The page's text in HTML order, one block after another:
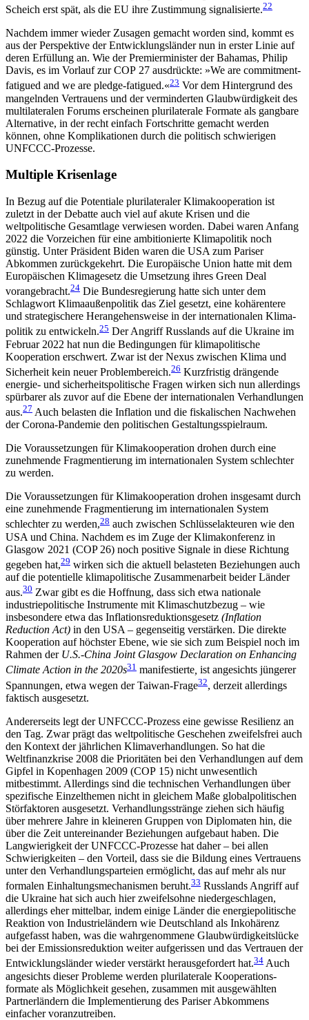
Scheich erst spät, als die EU ihre Zustimmung signalisierte.22
Nachdem immer wieder Zusagen gemacht worden sind, kommt es
aus der Perspektive der Entwicklungsländer nun in erster Linie auf
deren Erfüllung an. Wie der Premierminister der Bahamas, Philip
Davis, es im Vorlauf zur COP 27 ausdrückte: »We are com­mitment-
fatigued and we are pledge-fatigued.«23 Vor dem Hintergrund des
mangelnden Vertrauens und der verminderten Glaubwürdigkeit des
multilateralen Forums erscheinen plurilaterale Formate als gangbare
Alternative, in der recht einfach Fortschritte gemacht werden
können, ohne Komplikationen durch die politisch schwierigen
UNFCCC-Prozesse.
Multiple Krisenlage
In Bezug auf die Potentiale plurilateraler Klimakoope­ration ist
zuletzt in der Debatte auch viel auf akute Krisen und die
weltpolitische Gesamtlage verwiesen worden. Dabei waren Anfang
2022 die Vorzeichen für eine ambitionierte Klimapolitik noch
günstig. Unter Präsident Biden waren die USA zum Pariser
Abkommen zurückgekehrt. Die Europäische Union hatte mit dem
Europäischen Klimagesetz die Umsetzung ihres Green Deal
vorangebracht.24 Die Bundesregierung hatte sich unter dem
Schlagwort Klimaaußenpolitik das Ziel gesetzt, eine kohärentere
und strategischere Herangehensweise in der internationalen Klima­
politik zu entwickeln.25 Der Angriff Russlands auf die Ukraine im
Februar 2022 hat nun die Bedingungen für klimapolitische
Kooperation erschwert. Zwar ist der Nexus zwischen Klima und
Sicherheit kein neuer Problembereich.26 Kurzfristig drängende
energie- und sicherheitspolitische Fragen wirken sich nun aller­dings
spürbarer als zuvor auf die Ebene der inter­natio­nalen Verhandlungen
aus.27 Auch belasten die Inflation und die fiskalischen Nachwehen
der Corona-Pandemie den politischen Gestaltungsspielraum.
Die Voraussetzungen für Klimakoope­ration drohen durch eine
zuneh­mende Fragmentierung im internatio­nalen System schlechter
zu werden.
Die Voraussetzungen für Klimakooperation drohen insgesamt durch
eine zunehmende Fragmentierung im internationalen System
schlechter zu werden,28 auch zwischen Schlüsselakteuren wie den
USA und China. Nachdem es im Zuge der Klimakonferenz in
Glasgow 2021 (COP 26) noch positive Signale in diese Richtung
gegeben hat,29 wirken sich die aktuell belas­teten Beziehungen auch
auf die potentielle klimapolitische Zusammenarbeit beider Länder
aus.30 Zwar gibt es die Hoffnung, dass sich etwa nationale
industrie­politische Instrumente mit Klimaschutzbezug – wie
insbesondere etwa das Inflationsreduktionsgesetz (Inflation
Reduction Act) in den USA – gegenseitig ver­stärken. Die direkte
Kooperation auf höchster Ebene, wie sie sich zum Beispiel noch im
Rahmen der U.S.-China Joint Glasgow Declaration on Enhancing
Climate Action in the 2020s31 manifestierte, ist angesichts jün­gerer
Spannungen, etwa wegen der Taiwan-Frage32, derzeit allerdings
faktisch ausgesetzt.
Andererseits legt der UNFCCC-Prozess eine gewisse Resilienz an
den Tag. Zwar prägt das weltpolitische Geschehen zweifelsfrei auch
den Kontext der jähr­lichen Klimaverhandlungen. So hat die
Weltfinanzkrise 2008 die Prioritäten bei den Verhandlungen auf dem
Gipfel in Kopenhagen 2009 (COP 15) nicht un­wesentlich
mitbestimmt. Allerdings sind die tech­nischen Verhandlungen über
spezifische Einzel­themen nicht in gleichem Maße globalpolitischen
Störfaktoren ausgesetzt. Verhandlungsstränge ziehen sich häufig
über mehrere Jahre in kleineren Gruppen von Diplomaten hin, die
über die Zeit untereinander Beziehungen aufgebaut haben. Die
Langwierigkeit der UNFCCC-Prozesse hat daher – bei allen
Schwierigkeiten – den Vorteil, dass sie die Bildung eines Ver­trauens
unter den Verhandlungsparteien er­möglicht, das auf mehr als nur
formalen Einhaltungsmechanismen beruht.33 Russlands Angriff auf
die Ukraine hat sich auch hier zweifelsohne nieder­geschlagen,
allerdings eher mittelbar, indem einige Länder die energiepolitische
Reaktion von Industrieländern wie Deutschland als Inkohärenz
aufgefasst haben, was die wahrgenommene Glaubwürdigkeitslücke
bei der Emissionsreduktion weiter aufgerissen und das Vertrauen der
Entwicklungsländer wieder verstärkt herausgefordert hat.34 Auch
angesichts dieser Probleme werden plurilaterale Kooperations­
formate als Möglichkeit gesehen, zusammen mit ausgewählten
Partnerländern die Implementierung des Pariser Abkommens
einfacher voranzutreiben.